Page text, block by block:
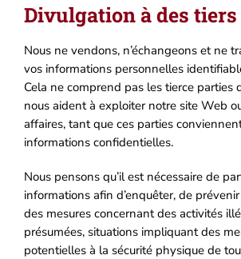
Divulgation à des tiers
Nous ne vendons, n’échangeons et ne
vos informations personnelles
Cela ne comprend pas les tierce parties
nous aident à exploiter notre site Web
affaires, tant que ces parties
informations confidentielles.
Nous pensons qu’il est nécessaire de
informations afin d’enquêter, de
des mesures concernant des activités
présumées, situations impliquant des
potentielles à la sécurité physique de